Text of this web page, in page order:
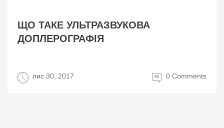
ЩО ТАКЕ УЛЬТРАЗВУКОВА
ДОПЛЕРОГРАФІЯ
лис 30, 2017 0 Comments